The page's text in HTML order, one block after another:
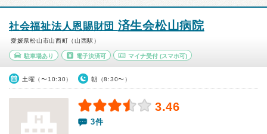
社会福祉法人恩賜財団 済生会松山病院
愛媛県松山市山西町（山西駅）
駐車場あり 電子決済可 マイナ受付 (スマホ可)
土曜（〜10:30） 朝（8:30〜）
3.46
3件